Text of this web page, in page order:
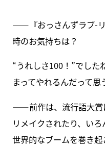
――『おっさんずラブ-
時のお気持ちは？
“うれしさ100！”でした
まってやれるんだって思
――前作は、流行語大賞
リメイクされたり、いろ
世界的なブームを巻き